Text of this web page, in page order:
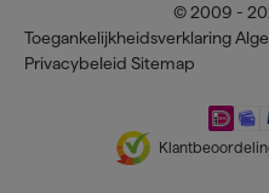
© 2009 -
Toegankelijkheidsverklaring
Privacybeleid Sitemap